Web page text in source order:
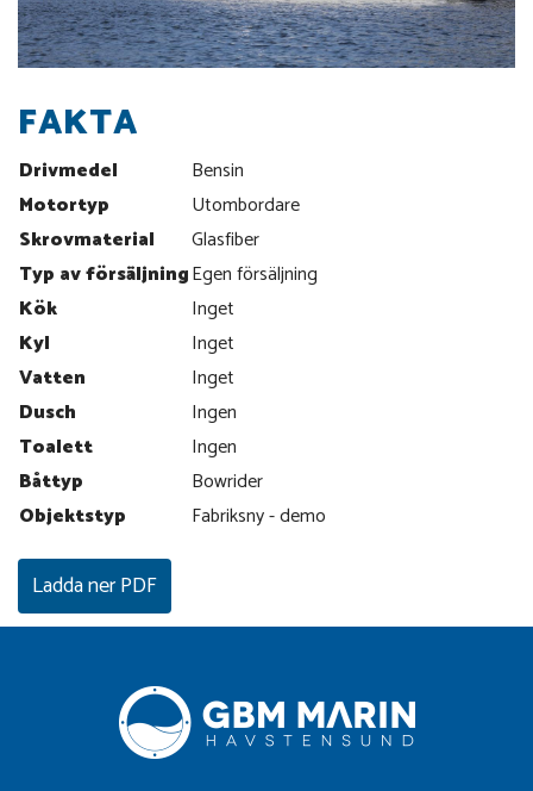
FAKTA
Drivmedel
Bensin
Motortyp
Utombordare
Skrovmaterial
Glasfiber
Typ av försäljningEgen försäljning
Kök
Inget
Kyl
Inget
Vatten
Inget
Dusch
Ingen
Toalett
Ingen
Båttyp
Bowrider
Objektstyp
Fabriksny - demo
Ladda ner PDF